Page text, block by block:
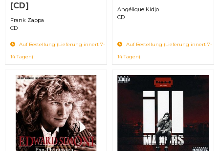
[CD]
Frank Zappa
CD
Auf Bestellung (Lieferung innert 7-
14 Tagen)
Angélique Kidjo
CD
Auf Bestellung (Lieferung innert 7-
14 Tagen)